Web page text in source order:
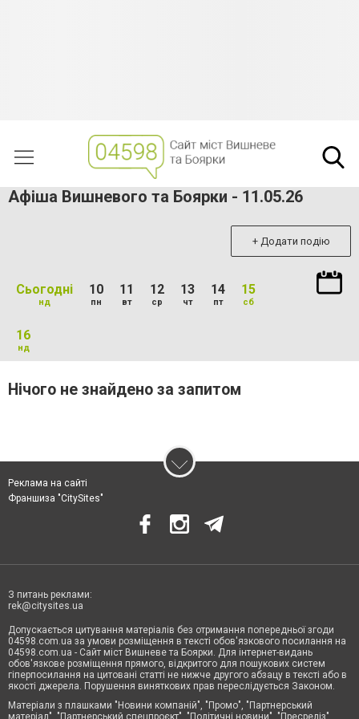
Афіша Вишневого та Боярки - 11.05.26
+ Додати подію
Сьогодні
нд
10
пн
11
вт
12
ср
13
чт
14
пт
15
сб
16
нд
Нічого не знайдено за запитом
Реклама на сайті
Франшиза "CitySites"
З питань реклами:
rek@citysites.ua
Допускається цитування матеріалів без отримання попередньої згоди
04598.com.ua за умови розміщення в тексті обов'язкового посилання на
04598.com.ua - Сайт міст Вишневе та Боярки. Для інтернет-видань
обов'язкове розміщення прямого, відкритого для пошукових систем
гіперпосилання на цитовані статті не нижче другого абзацу в тексті або в
якості джерела. Порушення виняткових прав переслідується Законом.
Матеріали з плашками "Новини компаній", "Промо", "Партнерський
матеріал", "Партнерський спецпроєкт", "Політичні новини", "Пресреліз",